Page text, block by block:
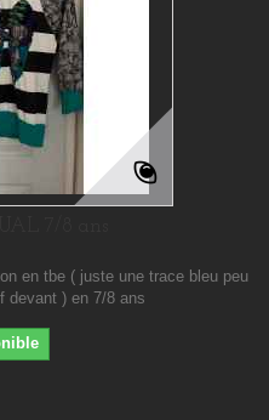
en tbe ( juste une trace bleu peu
devant ) en 7/8 ans